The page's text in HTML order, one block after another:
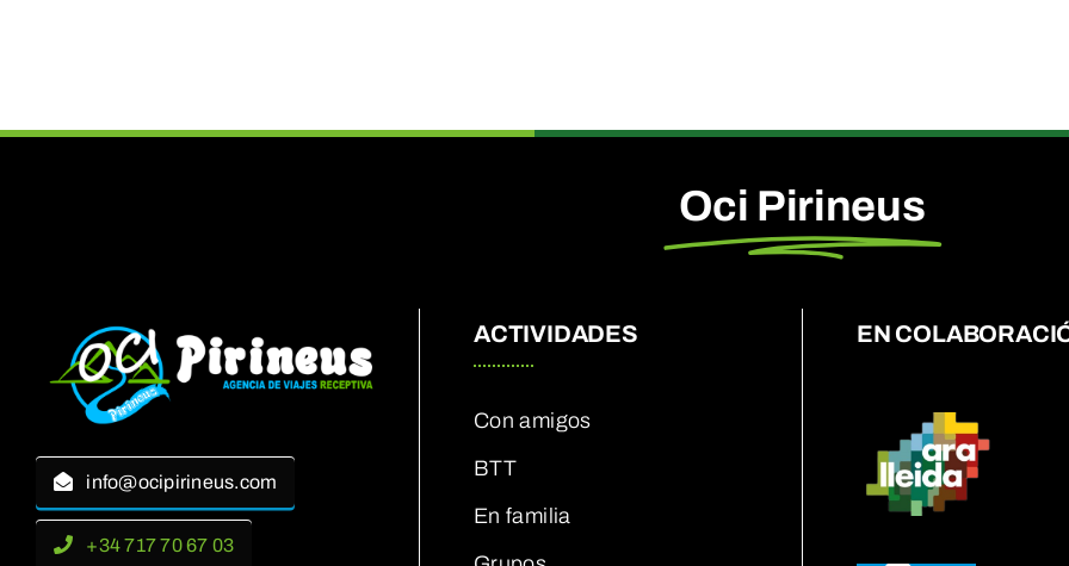
Oci Pirineus
info@ocipirineus.com
+34 717 70 67 03
ACTIVIDADES
Con amigos
BTT
En familia
EN